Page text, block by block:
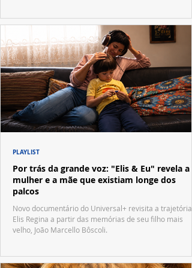
Por trás da grande voz: "Elis & Eu" revela a
mulher e a mãe que existiam longe dos
palcos
Novo documentário do Universal+ revisita a trajetória
Elis Regina a partir das memórias de seu filho mais
velho, João Marcello Bôscoli.
PLAYLIST